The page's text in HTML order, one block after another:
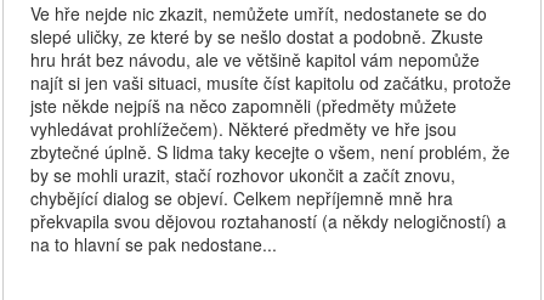
Ve hře nejde nic zkazit, nemůžete umřít, nedostanete se do
slepé uličky, ze které by se nešlo dostat a podobně. Zkuste
hru hrát bez návodu, ale ve většině kapitol vám nepomůže
najít si jen vaši situaci, musíte číst kapitolu od začátku, protože
jste někde nejpíš na něco zapomněli (předměty můžete
vyhledávat prohlížečem). Některé předměty ve hře jsou
zbytečné úplně. S lidma taky kecejte o všem, není problém, že
by se mohli urazit, stačí rozhovor ukončit a začít znovu,
chybějící dialog se objeví. Celkem nepříjemně mně hra
překvapila svou dějovou roztahaností (a někdy nelogičností) a
na to hlavní se pak nedostane...